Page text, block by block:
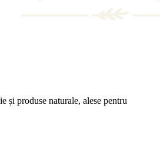
și produse naturale, alese pentru